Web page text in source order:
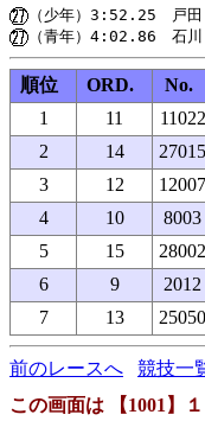
順位 ORD. No.
1
11 11022
2
14 27015
3
12 12007
4
10 8003
5
15 28002
6
9 2012
7
13 25050
前のレースへ 競技一
この画面は 【1001